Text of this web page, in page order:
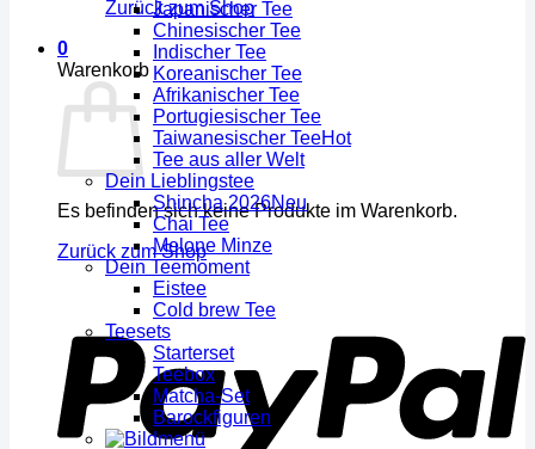
Zurück zum Shop
0
Warenkorb
Es befinden sich keine Produkte im Warenkorb.
Zurück zum Shop
Japanischer Tee
Chinesischer Tee
Indischer Tee
Koreanischer Tee
Afrikanischer Tee
Portugiesischer Tee
Taiwanesischer Tee
Tee aus aller Welt
Dein Lieblingstee
Shincha 2026
Chai Tee
Melone Minze
Dein Teemoment
Eistee
Cold brew Tee
Teesets
Starterset
Teebox
Matcha-Set
Barockfiguren